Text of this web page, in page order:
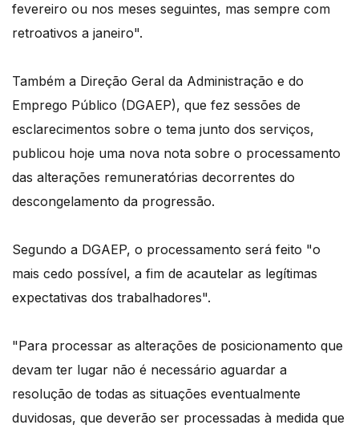
fevereiro ou nos meses seguintes, mas sempre com
retroativos a janeiro".
Também a Direção Geral da Administração e do
Emprego Público (DGAEP), que fez sessões de
esclarecimentos sobre o tema junto dos serviços,
publicou hoje uma nova nota sobre o processamento
das alterações remuneratórias decorrentes do
descongelamento da progressão.
Segundo a DGAEP, o processamento será feito "o
mais cedo possível, a fim de acautelar as legítimas
expectativas dos trabalhadores".
"Para processar as alterações de posicionamento que
devam ter lugar não é necessário aguardar a
resolução de todas as situações eventualmente
duvidosas, que deverão ser processadas à medida que